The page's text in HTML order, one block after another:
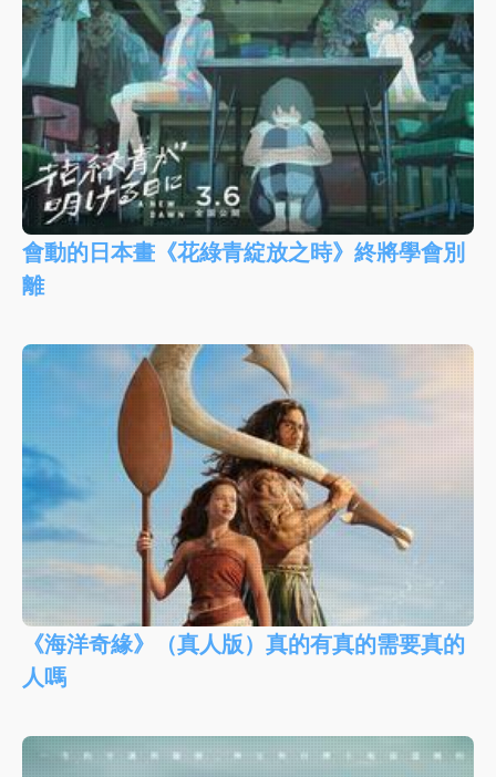
會動的日本畫《花綠青綻放之時》終將學會別
離
《海洋奇緣》（真人版）真的有真的需要真的
人嗎